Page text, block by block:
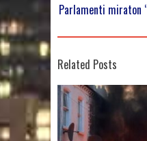
Parlamenti miraton
Related Posts